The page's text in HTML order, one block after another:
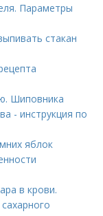
Параметры
стакан
Шиповника
- инструкция по
яблок
в крови.